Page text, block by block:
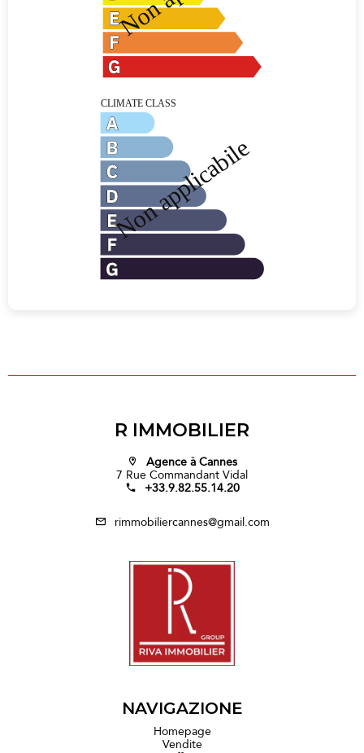
R IMMOBILIER
Agence à Cannes
7 Rue Commandant Vidal
+33.9.82.55.14.20
rimmobiliercannes@gmail.com
NAVIGAZIONE
Homepage
Vendite